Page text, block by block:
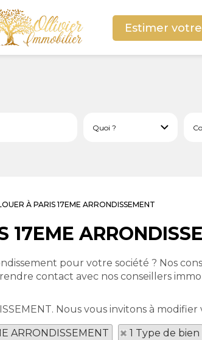
Estimer
À PARIS 17EME ARRONDISSEMENT
pour votre société ? Nos
contact avec nos conseillers
Nous vous invitons à
ARRONDISSEMENT 1 Type de bien